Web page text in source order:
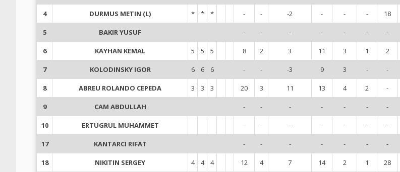
4 DURMUS METIN (L) * * * - - -2 - - - 18
5 BAKIR YUSUF - - - - - - -
6 KAYHAN KEMAL 5 5 5 8 2 3 11 3 1 2
7 KOLODINSKY IGOR 6 6 6 - - -3 9 3 - -
8 ABREU ROLANDO CEPEDA 3 3 3 20 3 11 13 4 2 -
9 CAM ABDULLAH - - - - - - -
10 ERTUGRUL MUHAMMET - - - - - - -
17 KANTARCI RIFAT - - - - - - -
18 NIKITIN SERGEY 4 4 4 12 4 7 14 2 1 28